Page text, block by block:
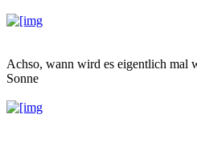
Achso, wann wird es eigentlich mal
Sonne